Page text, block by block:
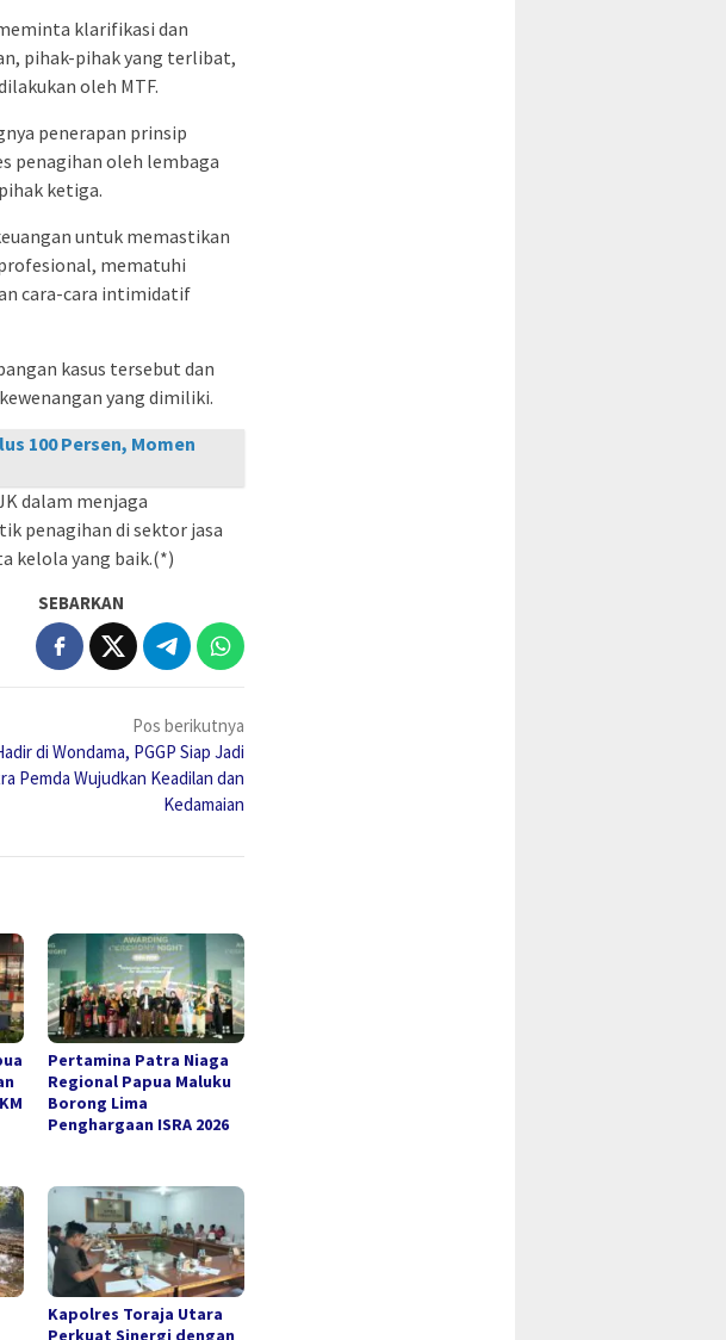
klarifikasi dan
pihak-pihak yang terlibat,
oleh MTF.
penerapan prinsip
penagihan oleh lembaga
ketiga.
untuk memastikan
mematuhi
cara-cara intimidatif
kasus tersebut dan
yang dimiliki.
100 Persen, Momen
dalam menjaga
penagihan di sektor jasa
kelola yang baik.(*)
SEBARKAN
Pos berikutnya
di Wondama, PGGP Siap Jadi
Pemda Wujudkan Keadilan dan
Kedamaian
Pertamina Patra Niaga
Regional Papua Maluku
Borong Lima
Penghargaan ISRA 2026
Kapolres Toraja Utara
Perkuat Sinergi dengan